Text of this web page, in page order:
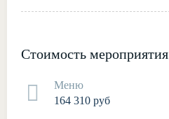
Стоимость мероприятия
Меню
164 310 руб